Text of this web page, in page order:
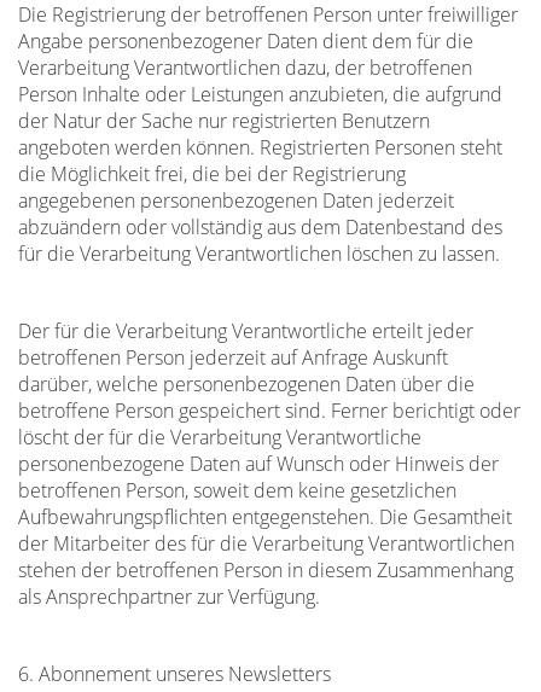
Die Registrierung der betroffenen Person unter freiwilliger
Angabe personenbezogener Daten dient dem für die
Verarbeitung Verantwortlichen dazu, der betroffenen
Person Inhalte oder Leistungen anzubieten, die aufgrund
der Natur der Sache nur registrierten Benutzern
angeboten werden können. Registrierten Personen steht
die Möglichkeit frei, die bei der Registrierung
angegebenen personenbezogenen Daten jederzeit
abzuändern oder vollständig aus dem Datenbestand des
für die Verarbeitung Verantwortlichen löschen zu lassen.
Der für die Verarbeitung Verantwortliche erteilt jeder
betroffenen Person jederzeit auf Anfrage Auskunft
darüber, welche personenbezogenen Daten über die
betroffene Person gespeichert sind. Ferner berichtigt oder
löscht der für die Verarbeitung Verantwortliche
personenbezogene Daten auf Wunsch oder Hinweis der
betroffenen Person, soweit dem keine gesetzlichen
Aufbewahrungspflichten entgegenstehen. Die Gesamtheit
der Mitarbeiter des für die Verarbeitung Verantwortlichen
stehen der betroffenen Person in diesem Zusammenhang
als Ansprechpartner zur Verfügung.
6. Abonnement unseres Newsletters